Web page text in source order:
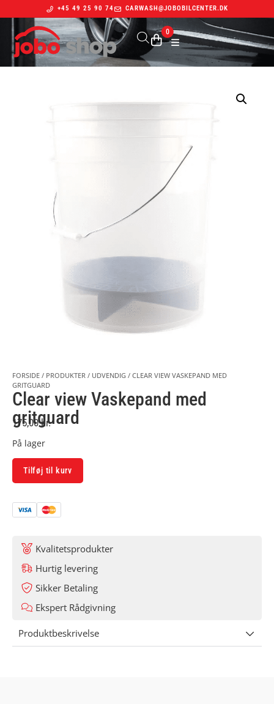
+45 49 25 90 74 CARWASH@JOBOBILCENTER.DK
0
Indkøbskurv
FORSIDE / PRODUKTER / UDVENDIG / CLEAR VIEW VASKEPAND MED
GRITGUARD
Clear view Vaskepand med
gritguard
175,00kr.
På lager
Tilføj til kurv
Kvalitetsprodukter
Hurtig levering
Sikker Betaling
Ekspert Rådgivning
Produktbeskrivelse